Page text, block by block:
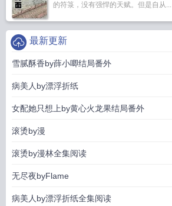
的符箓，没有强悍的天赋。但是自从...
最新更新
雪腻酥香by薛小唧结局番外
病美人by漂浮折纸
女配她只想上by黄心火龙果结局番外
滚烫by漫
滚烫by漫林全集阅读
无尽夜byFlame
病美人by漂浮折纸全集阅读